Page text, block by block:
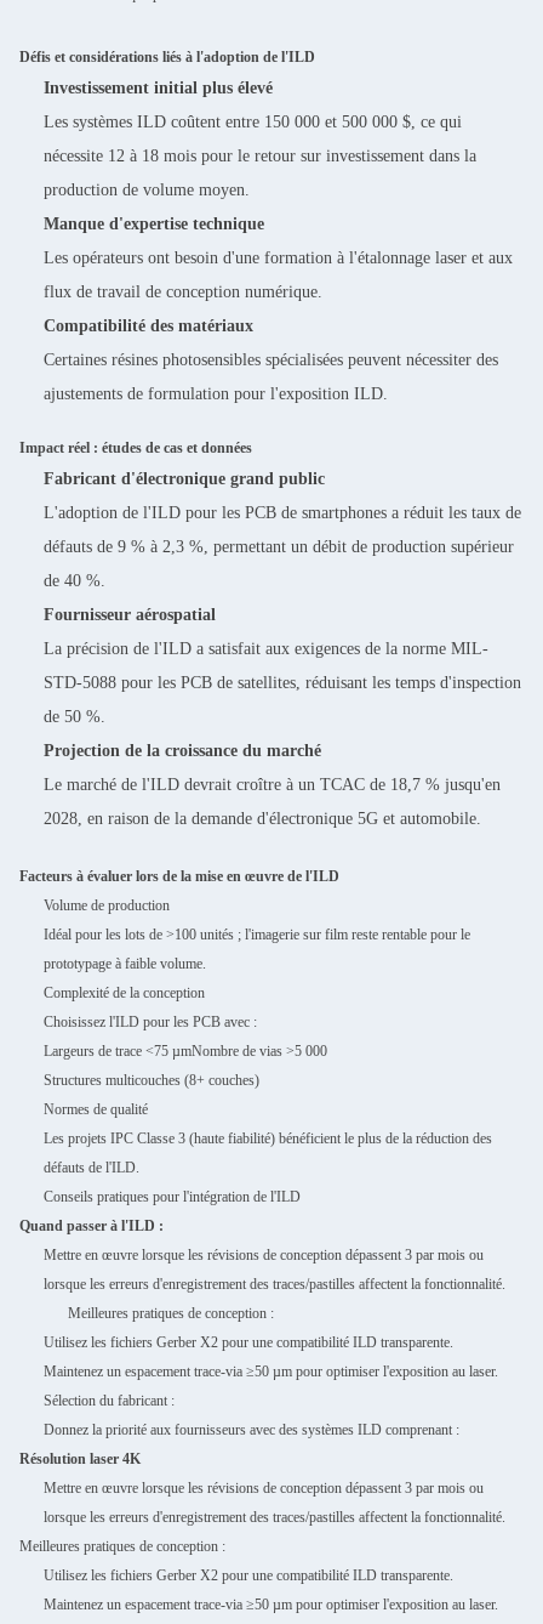
Défis et considérations liés à l'adoption de l'ILD
Investissement initial plus élevé
Les systèmes ILD coûtent entre 150 000 et 500 000 $, ce qui
nécessite 12 à 18 mois pour le retour sur investissement dans la
production de volume moyen.
Manque d'expertise technique
Les opérateurs ont besoin d'une formation à l'étalonnage laser et aux
flux de travail de conception numérique.
Compatibilité des matériaux
Certaines résines photosensibles spécialisées peuvent nécessiter des
ajustements de formulation pour l'exposition ILD.
Impact réel : études de cas et données
Fabricant d'électronique grand public
L'adoption de l'ILD pour les PCB de smartphones a réduit les taux de
défauts de 9 % à 2,3 %, permettant un débit de production supérieur
de 40 %.
Fournisseur aérospatial
La précision de l'ILD a satisfait aux exigences de la norme MIL-
STD-5088 pour les PCB de satellites, réduisant les temps d'inspection
de 50 %.
Projection de la croissance du marché
Le marché de l'ILD devrait croître à un TCAC de 18,7 % jusqu'en
2028, en raison de la demande d'électronique 5G et automobile.
Facteurs à évaluer lors de la mise en œuvre de l'ILD
Volume de production
Idéal pour les lots de >100 unités ; l'imagerie sur film reste rentable pour le
prototypage à faible volume.
Complexité de la conception
Choisissez l'ILD pour les PCB avec :
Largeurs de trace <75 µmNombre de vias >5 000
Structures multicouches (8+ couches)
Normes de qualité
Les projets IPC Classe 3 (haute fiabilité) bénéficient le plus de la réduction des
défauts de l'ILD.
Conseils pratiques pour l'intégration de l'ILD
Quand passer à l'ILD :
Mettre en œuvre lorsque les révisions de conception dépassent 3 par mois ou
lorsque les erreurs d'enregistrement des traces/pastilles affectent la fonctionnalité.
Meilleures pratiques de conception :
Utilisez les fichiers Gerber X2 pour une compatibilité ILD transparente.
Maintenez un espacement trace-via ≥50 µm pour optimiser l'exposition au laser.
Sélection du fabricant :
Donnez la priorité aux fournisseurs avec des systèmes ILD comprenant :
Résolution laser 4K
Mettre en œuvre lorsque les révisions de conception dépassent 3 par mois ou
lorsque les erreurs d'enregistrement des traces/pastilles affectent la fonctionnalité.
Meilleures pratiques de conception :
Utilisez les fichiers Gerber X2 pour une compatibilité ILD transparente.
Maintenez un espacement trace-via ≥50 µm pour optimiser l'exposition au laser.